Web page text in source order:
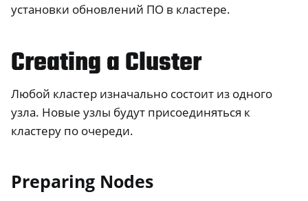
установки обновлений ПО в кластере.
Creating a Cluster
Любой кластер изначально состоит из одного
узла. Новые узлы будут присоединяться к
кластеру по очереди.
Preparing Nodes